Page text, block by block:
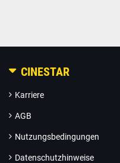
CINESTAR
Karriere
AGB
Nutzungsbedingungen
Datenschutzhinweise